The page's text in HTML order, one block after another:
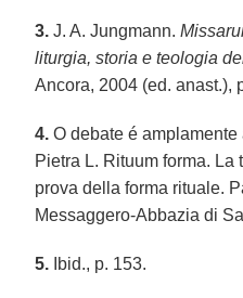
3. J. A. Jungmann.
liturgia, storia e teologia
Ancora, 2004 (ed. anast.),
4. O debate é
Pietra L. Rituum forma.
prova della forma rituale.
Messaggero-Abbazia di
5. Ibid., p. 153.